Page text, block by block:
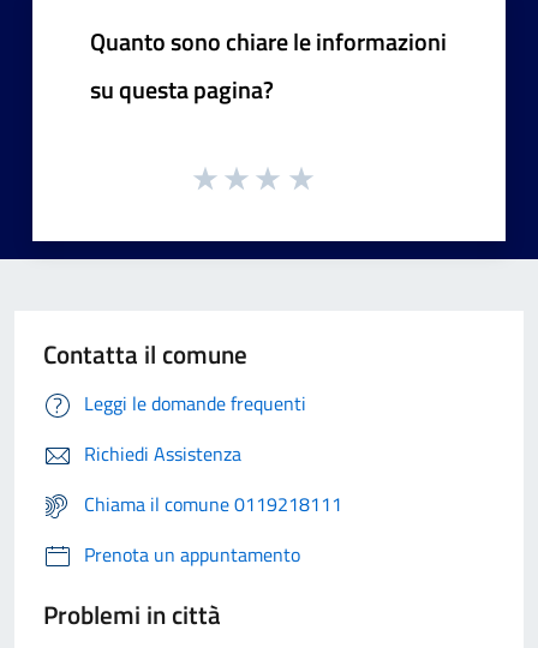
Quanto sono chiare le informazioni
su questa pagina?
Contatta il comune
Leggi le domande frequenti
Richiedi Assistenza
Chiama il comune 0119218111
Prenota un appuntamento
Problemi in città